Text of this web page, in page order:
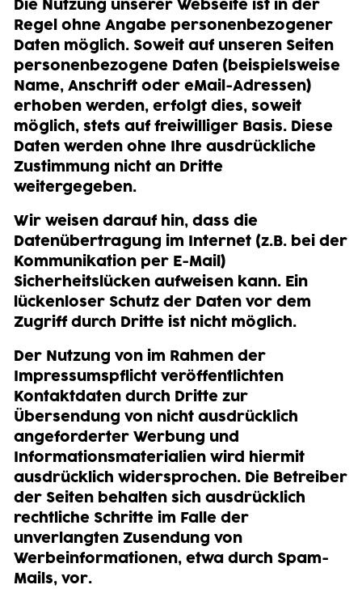
en
Die Nutzung unserer Webseite ist in der
Regel ohne Angabe personenbezogener
Daten möglich. Soweit auf unseren Seiten
personenbezogene Daten (beispielsweise
Name, Anschrift oder eMail-Adressen)
erhoben werden, erfolgt dies, soweit
möglich, stets auf freiwilliger Basis. Diese
Daten werden ohne Ihre ausdrückliche
Zustimmung nicht an Dritte
weitergegeben.
Wir weisen darauf hin, dass die
Datenübertragung im Internet (z.B. bei der
Kommunikation per E-Mail)
Sicherheitslücken aufweisen kann. Ein
lückenloser Schutz der Daten vor dem
Zugriff durch Dritte ist nicht möglich.
Der Nutzung von im Rahmen der
Impressumspflicht veröffentlichten
Kontaktdaten durch Dritte zur
Übersendung von nicht ausdrücklich
angeforderter Werbung und
Informationsmaterialien wird hiermit
ausdrücklich widersprochen. Die Betreiber
der Seiten behalten sich ausdrücklich
rechtliche Schritte im Falle der
unverlangten Zusendung von
Werbeinformationen, etwa durch Spam-
Mails, vor.